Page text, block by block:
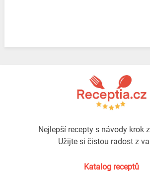
Nejlepší recepty s návody krok
Užijte si čistou radost z
Katalog receptů